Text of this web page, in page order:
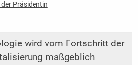
der Präsidentin
wird vom Fortschritt der
maßgeblich